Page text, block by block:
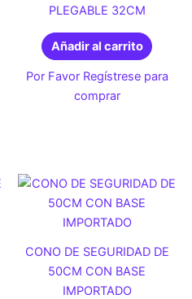
PLEGABLE 32CM
Añadir al carrito
Por Favor Regístrese para
comprar
CONO DE SEGURIDAD DE
50CM CON BASE
IMPORTADO